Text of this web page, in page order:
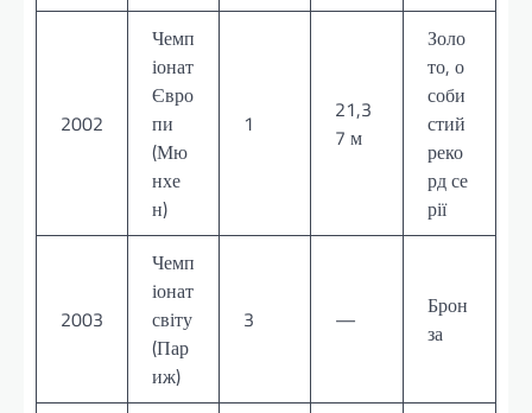
2002
Чемп
іонат
Євро
пи
(Мю
нхе
н)
1
21,3
7 м
Золо
то, о
соби
стий
реко
рд се
рії
2003
Чемп
іонат
світу
(Пар
иж)
3 —
Брон
за